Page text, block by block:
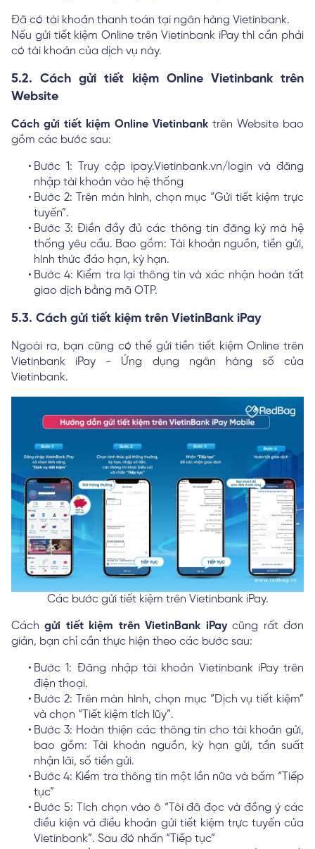
Đã có tài khoản thanh toán tại ngân hàng Vietinbank.
Nếu gửi tiết kiệm Online trên Vietinbank iPay thì cần phải
có tài khoản của dịch vụ này.
5.2. Cách gửi tiết kiệm Online Vietinbank trên
Website
Cách gửi tiết kiệm Online Vietinbank trên Website bao
gồm các bước sau:
Bước 1: Truy cập ipay.Vietinbank.vn/login và đăng
nhập tài khoản vào hệ thống
Bước 2: Trên màn hình, chọn mục “Gửi tiết kiệm trực
tuyến”.
Bước 3: Điền đầy đủ các thông tin đăng ký mà hệ
thống yêu cầu. Bao gồm: Tài khoản nguồn, tiền gửi,
hình thức đáo hạn, kỳ hạn.
Bước 4: Kiểm tra lại thông tin và xác nhận hoàn tất
giao dịch bằng mã OTP.
5.3. Cách gửi tiết kiệm trên VietinBank iPay
Ngoài ra, bạn cũng có thể gửi tiền tiết kiệm Online trên
Vietinbank iPay - Ứng dụng ngân hàng số của
Vietinbank.
Các bước gửi tiết kiệm trên Vietinbank iPay.
Cáchgửi tiết kiệm trên VietinBank iPaycũng rất đơn
giản, bạn chỉ cần thực hiện theo các bước sau:
Bước 1: Đăng nhập tài khoản Vietinbank iPay trên
điện thoại.
Bước 2: Trên màn hình, chọn mục “Dịch vụ tiết kiệm”
và chọn “Tiết kiệm tích lũy”.
Bước 3: Hoàn thiện các thông tin cho tài khoản gửi,
bao gồm: Tài khoản nguồn, kỳ hạn gửi, tần suất
nhận lãi, số tiền gửi.
Bước 4: Kiểm tra thông tin một lần nữa và bấm “Tiếp
tục”
Bước 5: Tích chọn vào ô “Tôi đã đọc và đồng ý các
điều kiện và điều khoản gửi tiết kiệm trực tuyến của
Vietinbank”. Sau đó nhấn “Tiếp tục”